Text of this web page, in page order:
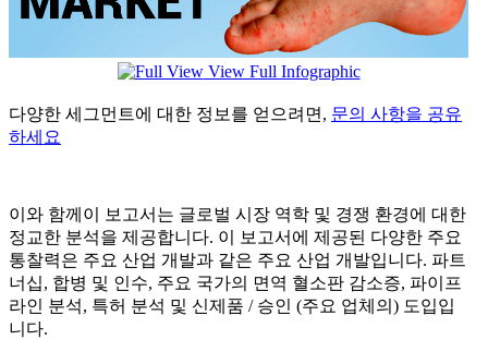
View Full Infographic
다양한 세그먼트에 대한 정보를 얻으려면, 문의 사항을 공유
하세요
이와 함께이 보고서는 글로벌 시장 역학 및 경쟁 환경에 대한
정교한 분석을 제공합니다. 이 보고서에 제공된 다양한 주요
통찰력은 주요 산업 개발과 같은 주요 산업 개발입니다. 파트
너십, 합병 및 인수, 주요 국가의 면역 혈소판 감소증, 파이프
라인 분석, 특허 분석 및 신제품 / 승인 (주요 업체의) 도입입
니다.